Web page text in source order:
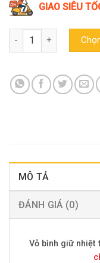
GIAO SIÊU
Vỏ bình giữ nhiệt trái
MÔ TẢ
ĐÁNH GIÁ (0)
Vỏ bình giữ nhiệt